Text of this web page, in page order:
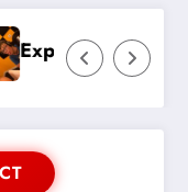
Anne d’Olmeto